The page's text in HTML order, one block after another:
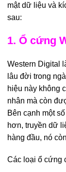
mật dữ liệu và
sau:
1. Ổ cứng
Western Digital
lâu đời trong
hiệu này không
nhân mà còn
Bên cạnh một
hơn, truyền dữ
hàng đầu, nó
Các loại ổ cứng